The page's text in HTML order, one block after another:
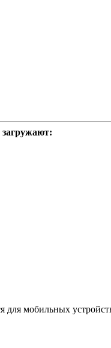
загружают:
для мобильных